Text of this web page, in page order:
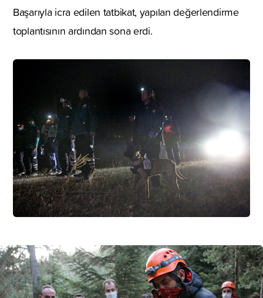
Başarıyla icra edilen tatbikat, yapılan değerlendirme
toplantısının ardından sona erdi.